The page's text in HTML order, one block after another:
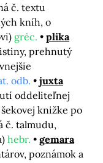
č. textu
kníh, o
gréc.
plika
prehnutý
odb.
juxta
oddeliteľnej
knižke po
č. talmudu,
hebr.
gemara
poznámok a